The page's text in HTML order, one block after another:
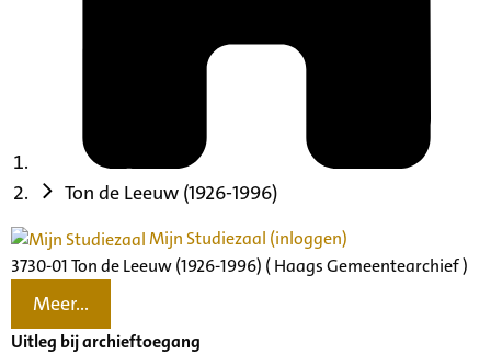
Ton de Leeuw (1926-1996)
Mijn Studiezaal (inloggen)
3730-01 Ton de Leeuw (1926-1996) ( Haags Gemeentearchief )
Meer...
Uitleg bij archieftoegang